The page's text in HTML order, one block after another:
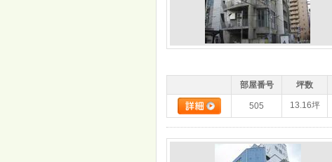
部屋番号 坪数
505 13.16坪